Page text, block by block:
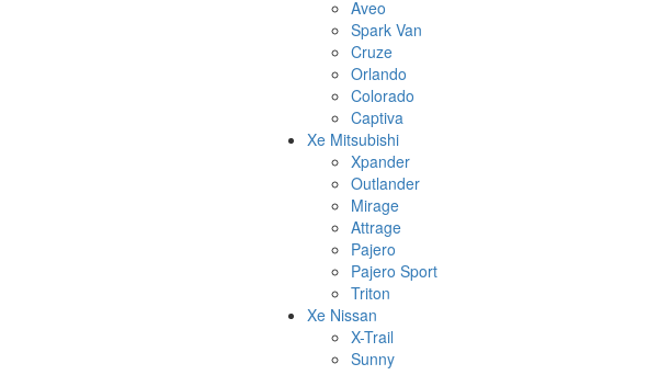
Aveo
Spark Van
Cruze
Orlando
Colorado
Captiva
Xe Mitsubishi
Xpander
Outlander
Mirage
Attrage
Pajero
Pajero Sport
Triton
Xe Nissan
X-Trail
Sunny